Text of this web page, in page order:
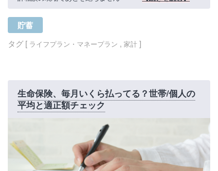
貯蓄
タグ [ ライフプラン・マネープラン , 家計 ]
生命保険、毎月いくら払ってる？世帯/個人の
平均と適正額チェック